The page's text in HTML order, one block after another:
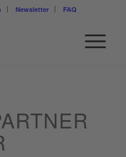
Newsletter FAQ